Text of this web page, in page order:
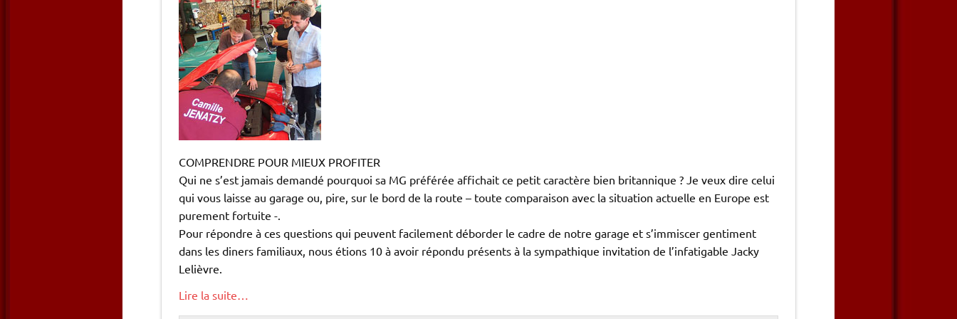
COMPRENDRE POUR MIEUX PROFITER
Qui ne s’est jamais demandé pourquoi sa MG préférée affichait ce petit caractère bien britannique ? Je veux dire celui
qui vous laisse au garage ou, pire, sur le bord de la route – toute comparaison avec la situation actuelle en Europe est
purement fortuite -.
Pour répondre à ces questions qui peuvent facilement déborder le cadre de notre garage et s’immiscer gentiment
dans les diners familiaux, nous étions 10 à avoir répondu présents à la sympathique invitation de l’infatigable Jacky
Lelièvre.
Lire la suite…